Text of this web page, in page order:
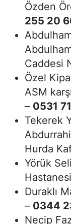
Özden
255 20
Caddesi
Özel
ASM
– 0531
Tekerek
Hurda
Yörük
Duraklı
– 0344
Necip